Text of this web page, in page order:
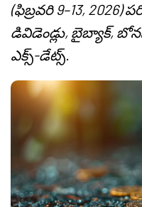
(ఫిబ్రవరి 9–13,
డివిడెండ్లు, బైబ్యాక్,
ఎక్స్-డేట్స్.